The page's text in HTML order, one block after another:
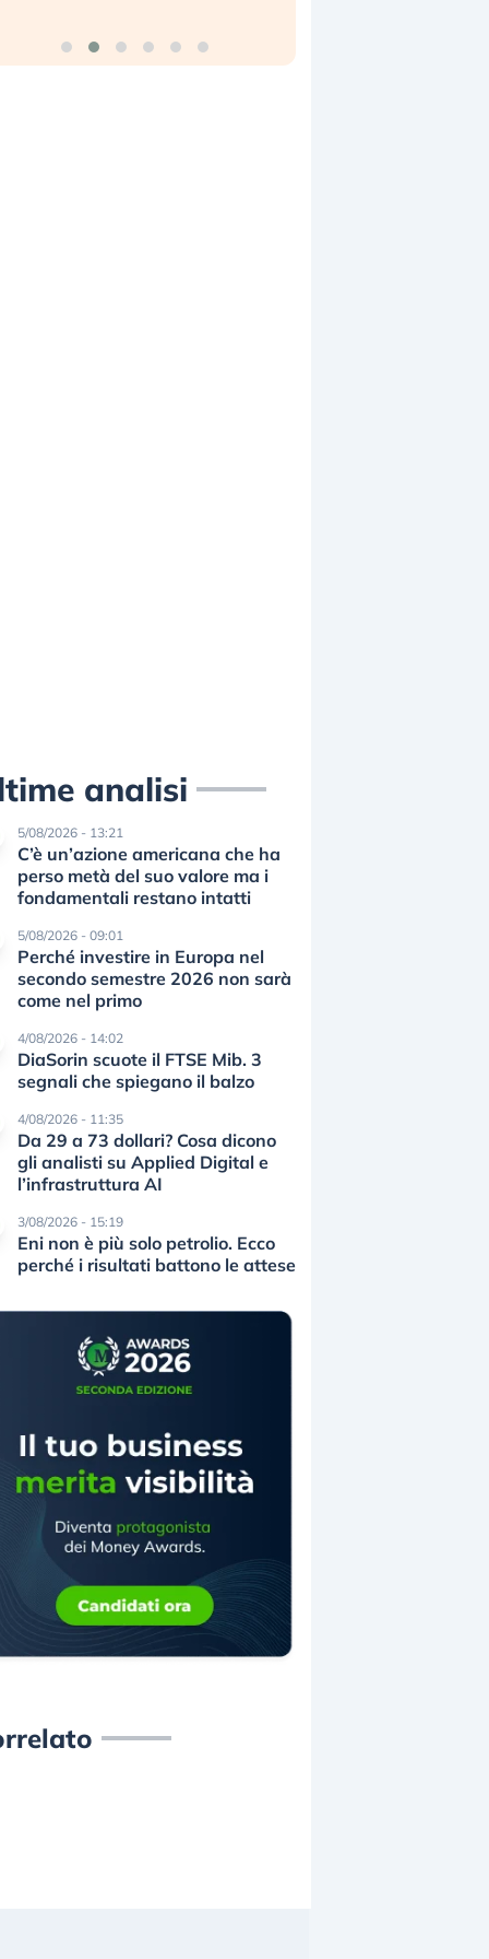
analisi
5/08/2026 - 13:21
C’è un’azione americana che ha
perso metà del suo valore ma i
fondamentali restano intatti
5/08/2026 - 09:01
Perché investire in Europa nel
secondo semestre 2026 non sarà
come nel primo
4/08/2026 - 14:02
DiaSorin scuote il FTSE Mib. 3
segnali che spiegano il balzo
4/08/2026 - 11:35
Da 29 a 73 dollari? Cosa dicono
gli analisti su Applied Digital e
l’infrastruttura AI
3/08/2026 - 15:19
Eni non è più solo petrolio. Ecco
perché i risultati battono le attese